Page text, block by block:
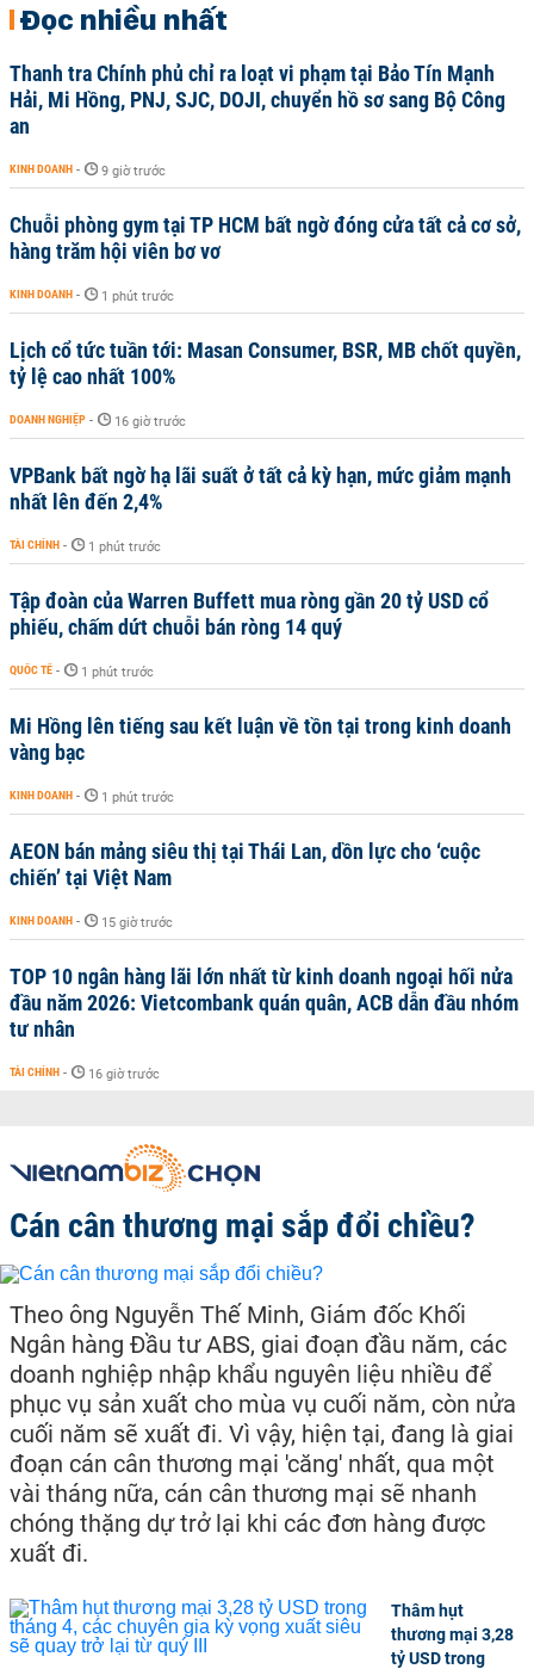
Đọc nhiều nhất
Thanh tra Chính phủ chỉ ra loạt vi phạm tại Bảo Tín Mạnh
Hải, Mi Hồng, PNJ, SJC, DOJI, chuyển hồ sơ sang Bộ Công
an
KINH DOANH - 9 giờ trước
Chuỗi phòng gym tại TP HCM bất ngờ đóng cửa tất cả cơ sở,
hàng trăm hội viên bơ vơ
KINH DOANH - 1 phút trước
Lịch cổ tức tuần tới: Masan Consumer, BSR, MB chốt quyền,
tỷ lệ cao nhất 100%
DOANH NGHIỆP - 16 giờ trước
VPBank bất ngờ hạ lãi suất ở tất cả kỳ hạn, mức giảm mạnh
nhất lên đến 2,4%
TÀI CHÍNH - 1 phút trước
Tập đoàn của Warren Buffett mua ròng gần 20 tỷ USD cổ
phiếu, chấm dứt chuỗi bán ròng 14 quý
QUỐC TẾ - 1 phút trước
Mi Hồng lên tiếng sau kết luận về tồn tại trong kinh doanh
vàng bạc
KINH DOANH - 1 phút trước
AEON bán mảng siêu thị tại Thái Lan, dồn lực cho ‘cuộc
chiến’ tại Việt Nam
KINH DOANH - 15 giờ trước
TOP 10 ngân hàng lãi lớn nhất từ kinh doanh ngoại hối nửa
đầu năm 2026: Vietcombank quán quân, ACB dẫn đầu nhóm
tư nhân
TÀI CHÍNH - 16 giờ trước
Cán cân thương mại sắp đổi chiều?
Theo ông Nguyễn Thế Minh, Giám đốc Khối
Ngân hàng Đầu tư ABS, giai đoạn đầu năm, các
doanh nghiệp nhập khẩu nguyên liệu nhiều để
phục vụ sản xuất cho mùa vụ cuối năm, còn nửa
cuối năm sẽ xuất đi. Vì vậy, hiện tại, đang là giai
đoạn cán cân thương mại 'căng' nhất, qua một
vài tháng nữa, cán cân thương mại sẽ nhanh
chóng thặng dự trở lại khi các đơn hàng được
xuất đi.
Thâm hụt
thương mại 3,28
tỷ USD trong